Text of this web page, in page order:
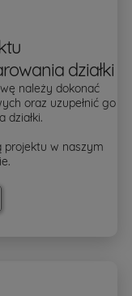
działki
należy dokonać
oraz uzupełnić go
działki.
projektu w naszym